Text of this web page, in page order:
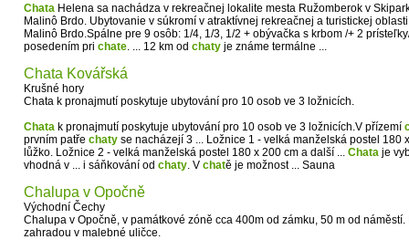
Chata Helena sa nachádza v rekreačnej lokalite mesta Ružomberok v
Malinô Brdo. Ubytovanie v súkromí v atraktívnej rekreačnej a turistickej
Malinô Brdo.Spálne pre 9 osôb: 1/4, 1/3, 1/2 + obývačka s krbom /+ 2
posedením pri chate. ... 12 km od chaty je známe termálne ...
Chata Kovářská
Krušné hory
Chata k pronajmutí poskytuje ubytování pro 10 osob ve 3 ložnicích.
Chata k pronajmutí poskytuje ubytování pro 10 osob ve 3 ložnicích.V přízemí
prvním patře chaty se nacházejí 3 ... Ložnice 1 - velká manželská postel 180
lůžko. Ložnice 2 - velká manželská postel 180 x 200 cm a další ... Chata je
vhodná v ... i sáňkování od chaty. V chatě je možnost ... Sauna
Chalupa v Opočně
Východní Čechy
Chalupa v Opočně, v památkové zóně cca 400m od zámku, 50 m od
zahradou v malebné uličce.